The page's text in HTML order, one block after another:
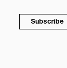
Subscribe